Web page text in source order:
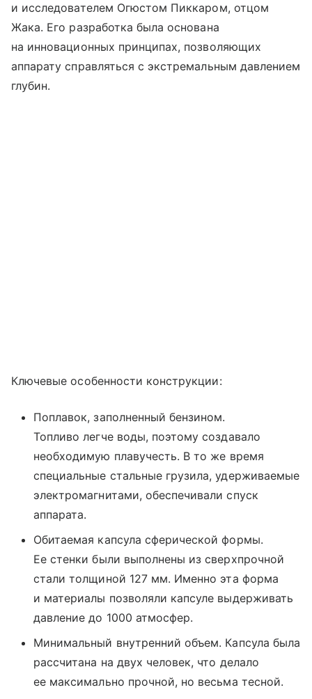
и исследователем Огюстом Пиккаром, отцом
Жака. Его разработка была основана
на инновационных принципах, позволяющих
аппарату справляться с экстремальным давлением
глубин.
Ключевые особенности конструкции:
Поплавок, заполненный бензином.
Топливо легче воды, поэтому создавало
необходимую плавучесть. В то же время
специальные стальные грузила, удерживаемые
электромагнитами, обеспечивали спуск
аппарата.
Обитаемая капсула сферической формы.
Ее стенки были выполнены из сверхпрочной
стали толщиной 127 мм. Именно эта форма
и материалы позволяли капсуле выдерживать
давление до 1000 атмосфер.
Минимальный внутренний объем. Капсула была
рассчитана на двух человек, что делало
ее максимально прочной, но весьма тесной.